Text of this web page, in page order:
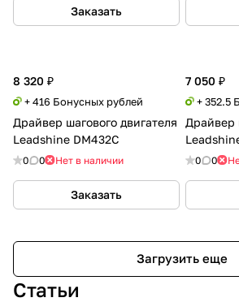
Заказать
8 320 ₽
+ 416 Бонусных рублей
Драйвер шагового двигателя
Leadshine DM432C
0 0 Нет в наличии
Заказать
7 050 ₽
+ 352.5
Драйвер
0 0
Загрузить еще
Статьи